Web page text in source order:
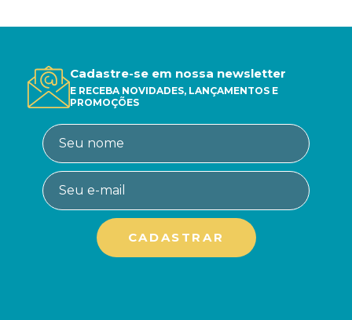
Cadastre-se em nossa newsletter
E RECEBA NOVIDADES, LANÇAMENTOS E
PROMOÇÕES